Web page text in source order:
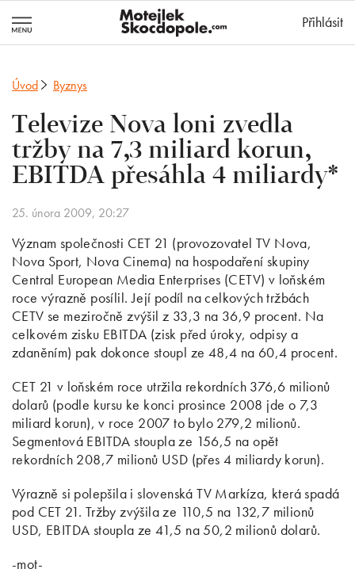
Přihlásit
Úvod Byznys
Televize Nova loni zvedla
tržby na 7,3 miliard korun,
EBITDA přesáhla 4 miliardy*
25. února 2009, 20:27
Význam společnosti CET 21 (provozovatel TV Nova,
Nova Sport, Nova Cinema) na hospodaření skupiny
Central European Media Enterprises (CETV) v loňském
roce výrazně posílil. Její podíl na celkových tržbách
CETV se meziročně zvýšil z 33,3 na 36,9 procent. Na
celkovém zisku EBITDA (zisk před úroky, odpisy a
zdaněním) pak dokonce stoupl ze 48,4 na 60,4 procent.
CET 21 v loňském roce utržila rekordních 376,6 milionů
dolarů (podle kursu ke konci prosince 2008 jde o 7,3
miliard korun), v roce 2007 to bylo 279,2 milionů.
Segmentová EBITDA stoupla ze 156,5 na opět
rekordních 208,7 milionů USD (přes 4 miliardy korun).
Výrazně si polepšila i slovenská TV Markíza, která spadá
pod CET 21. Tržby zvýšila ze 110,5 na 132,7 milionů
USD, EBITDA stoupla ze 41,5 na 50,2 milionů dolarů.
-mot-